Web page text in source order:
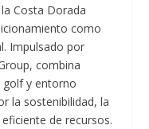
Costa Dorada
como
Impulsado por
combina
golf y entorno
la sostenibilidad, la
de recursos.